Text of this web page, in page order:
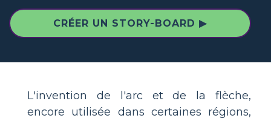
CRÉER UN STORY-BOARD ▶
L'invention de l'arc et de la flèche,
encore utilisée dans certaines régions,